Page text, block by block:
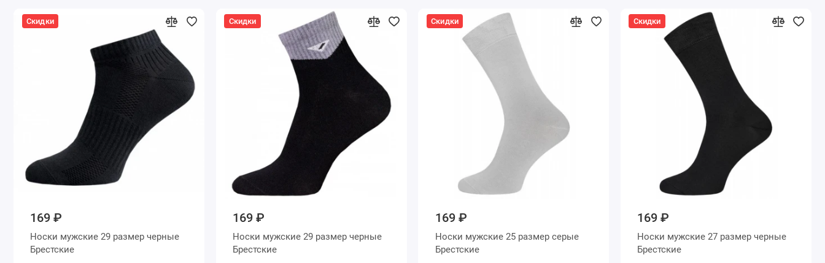
Скидки
169 ₽
Носки мужские 29 размер черные
Брестские
Скидки
169 ₽
Носки мужские 29 размер черные
Брестские
Скидки
169 ₽
Носки мужские 25 размер серые
Брестские
Скидки
169 ₽
Носки мужские 27 размер черные
Брестские